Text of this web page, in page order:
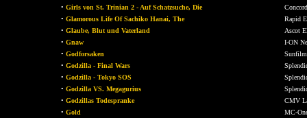
• Girls von St. Trinian 2 - Auf Schatzsuche, Die
• Glamorous Life Of Sachiko Hanai, The
Rapid
• Glaube, Blut und Vaterland
Ascot
• Gnaw
I-ON
• Godforsaken
Sunfilm
• Godzilla - Final Wars
• Godzilla - Tokyo SOS
• Godzilla VS. Megagurius
• Godzillas Todespranke
CMV
• Gold
MC-